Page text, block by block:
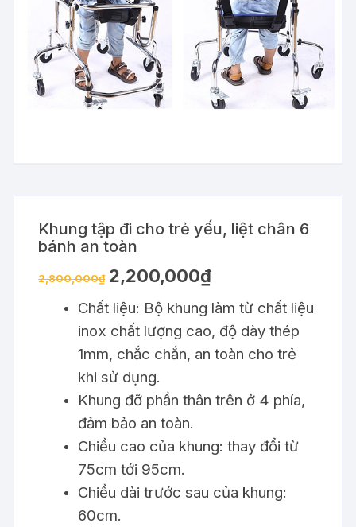
Khung tập đi cho trẻ yếu, liệt chân 6
bánh an toàn
2,800,000₫ Giá
gốc
2,800,000₫.
2,200,000₫Giá
là:
Chất liệu: Bộ khung làm từ chất liệu
inox chất lượng cao, độ dày thép
1mm, chắc chắn, an toàn cho trẻ
khi sử dụng.
Khung đỡ phần thân trên ở 4 phía,
đảm bảo an toàn.
Chiều cao của khung: thay đổi từ
75cm tới 95cm.
Chiều dài trước sau của khung:
60cm.